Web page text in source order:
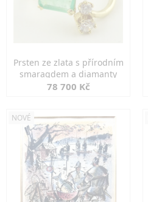
Prsten ze zlata s přírodním
smaragdem a diamanty
78 700 Kč
NOVÉ